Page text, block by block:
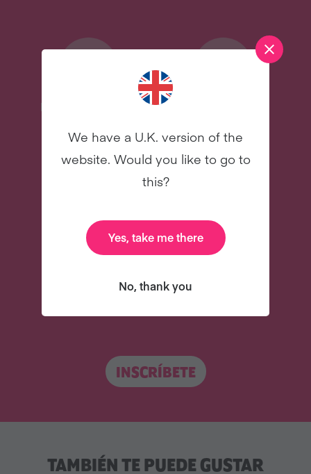
Recetas deliciosas
celebridades
NUEVO
electrónicos para
INSCRÍBETE
TAMBIÉN TE PUEDE GUSTAR
We have a U.K. version of the
website. Would you like to go to
this?
Yes, take me there
No, thank you